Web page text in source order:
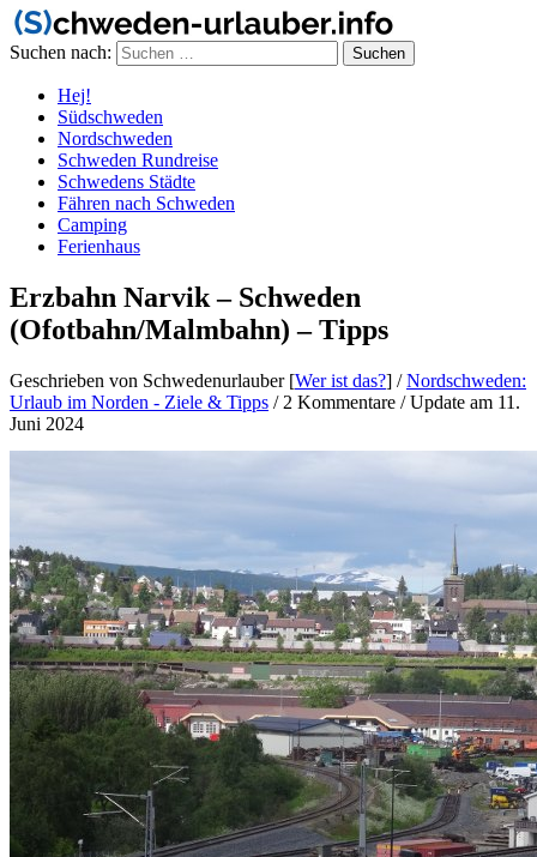
Suchen nach:
Hej!
Südschweden
Nordschweden
Schweden Rundreise
Schwedens Städte
Fähren nach Schweden
Camping
Ferienhaus
Erzbahn Narvik – Schweden
(Ofotbahn/Malmbahn) – Tipps
Geschrieben von Schwedenurlauber [Wer ist das?] /Nordschweden:
Urlaub im Norden - Ziele & Tipps / 2 Kommentare /Update am 11.
Juni 2024